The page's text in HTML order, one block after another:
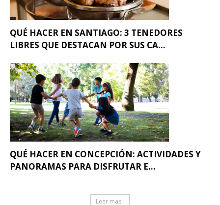
QUÉ HACER EN SANTIAGO: 3 TENEDORES
LIBRES QUE DESTACAN POR SUS CA...
QUÉ HACER EN CONCEPCIÓN: ACTIVIDADES Y
PANORAMAS PARA DISFRUTAR E...
Leer mas